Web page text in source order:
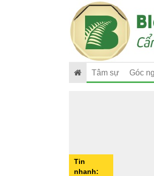
Tâm sự Góc
Tin
nhanh: